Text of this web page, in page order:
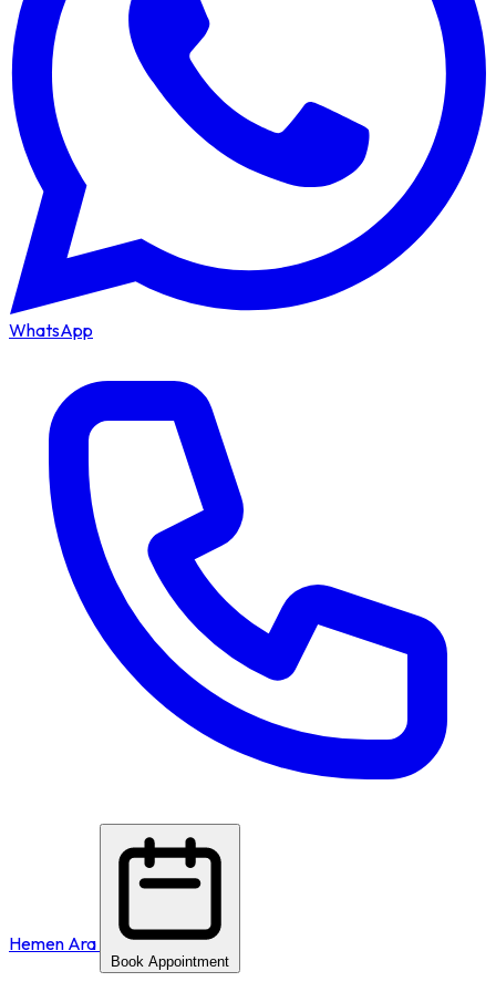
WhatsApp
Hemen Ara
Book Appointment